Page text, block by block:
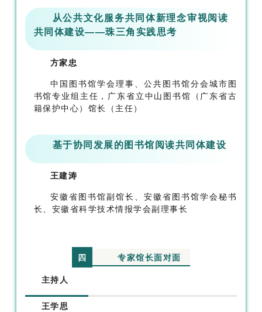
从公共文化服务共同体新理念审视阅读
共同体建设——珠三角实践思考
方家忠
中国图书馆学会理事、公共图书馆分会城市图
书馆专业组主任 ， 广东省立中山图书馆（广东省古
籍保护中心）馆长（主任）
基于协同发展的图书馆阅读共同体建设
王建涛
安徽省图书馆副馆长、安徽省图书馆学会秘书
长、安徽省科学技术情报学会副理事长
四 专家馆长面对面
主持人
王学思